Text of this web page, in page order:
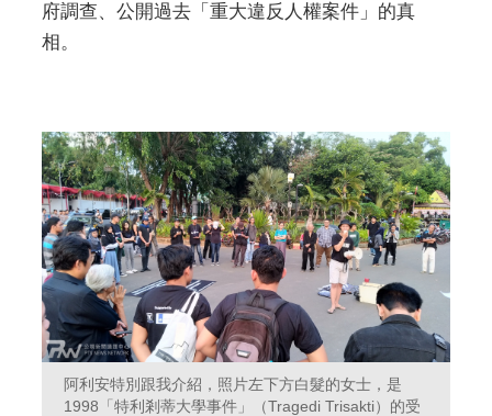
府調查、公開過去「重大違反人權案件」的真
相。
阿利安特別跟我介紹，照片左下方白髮的女士，是
1998「特利剎蒂大學事件」（Tragedi Trisakti）的受